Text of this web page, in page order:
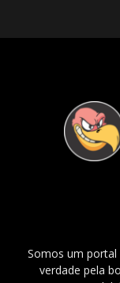
Somos um portal
verdade pela